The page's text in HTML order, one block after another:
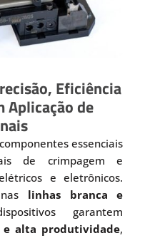
Eficiência
Aplicação de
essenciais
de crimpagem e
e eletrônicos.
linhas branca e
garantem
e alta produtividade,